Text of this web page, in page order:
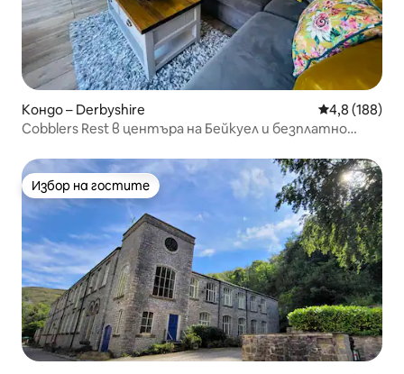
Кондо – Derbyshire Средна
4,8 (188)
Cobblers Rest в центъра на Бейкуел и безплатно
Избор на гостите
Избор на гостите